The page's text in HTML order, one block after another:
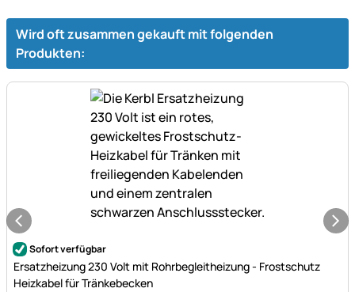
Wird oft zusammen gekauft mit folgenden
Produkten:
Noch keine Bewertungen abgegeben
Sofort verfügbar
Ersatzheizung 230 Volt mit Rohrbegleitheizung - Frostschutz
Heizkabel für Tränkebecken